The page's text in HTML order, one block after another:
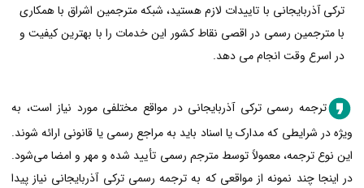
ترکی آذربایجانی با تاییدات لازم هستید، شبکه مترجمین اشراق با همکاری
با مترجمین رسمی در اقصی نقاط کشور این خدمات را با بهترین کیفیت و
در اسرع وقت انجام می دهد.
ترجمه رسمی ترکی آذربایجانی در مواقع مختلفی مورد نیاز است، به
ویژه در شرایطی که مدارک یا اسناد باید به مراجع رسمی یا قانونی ارائه شوند.
این نوع ترجمه، معمولاً توسط مترجم رسمی تأیید شده و مهر و امضا می‌شود.
در اینجا چند نمونه از مواقعی که به ترجمه رسمی ترکی آذربایجانی نیاز پیدا